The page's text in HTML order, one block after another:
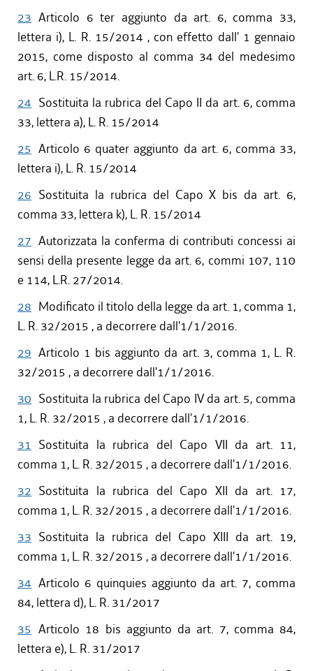
23 Articolo 6 ter aggiunto da art. 6, comma 33,
lettera i), L. R. 15/2014 , con effetto dall' 1 gennaio
2015, come disposto al comma 34 del medesimo
art. 6, L.R. 15/2014.
24 Sostituita la rubrica del Capo II da art. 6, comma
33, lettera a), L. R. 15/2014
25 Articolo 6 quater aggiunto da art. 6, comma 33,
lettera i), L. R. 15/2014
26 Sostituita la rubrica del Capo X bis da art. 6,
comma 33, lettera k), L. R. 15/2014
27 Autorizzata la conferma di contributi concessi ai
sensi della presente legge da art. 6, commi 107, 110
e 114, L.R. 27/2014.
28 Modificato il titolo della legge da art. 1, comma 1,
L. R. 32/2015 , a decorrere dall'1/1/2016.
29 Articolo 1 bis aggiunto da art. 3, comma 1, L. R.
32/2015 , a decorrere dall'1/1/2016.
30 Sostituita la rubrica del Capo IV da art. 5, comma
1, L. R. 32/2015 , a decorrere dall'1/1/2016.
31 Sostituita la rubrica del Capo VII da art. 11,
comma 1, L. R. 32/2015 , a decorrere dall'1/1/2016.
32 Sostituita la rubrica del Capo XII da art. 17,
comma 1, L. R. 32/2015 , a decorrere dall'1/1/2016.
33 Sostituita la rubrica del Capo XIII da art. 19,
comma 1, L. R. 32/2015 , a decorrere dall'1/1/2016.
34 Articolo 6 quinquies aggiunto da art. 7, comma
84, lettera d), L. R. 31/2017
35 Articolo 18 bis aggiunto da art. 7, comma 84,
lettera e), L. R. 31/2017